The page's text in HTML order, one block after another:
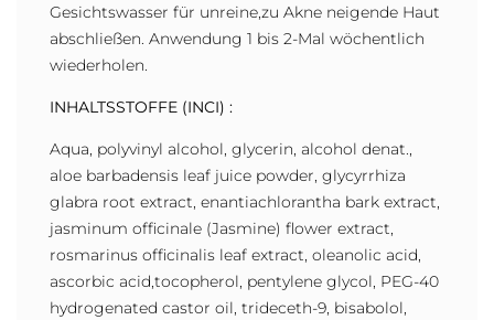
Gesichtswasser für unreine,zu Akne neigende Haut
abschließen. Anwendung 1 bis 2-Mal wöchentlich
wiederholen.
INHALTSSTOFFE (INCI) :
Aqua, polyvinyl alcohol, glycerin, alcohol denat.,
aloe barbadensis leaf juice powder, glycyrrhiza
glabra root extract, enantiachlorantha bark extract,
jasminum officinale (Jasmine) flower extract,
rosmarinus officinalis leaf extract, oleanolic acid,
ascorbic acid,tocopherol, pentylene glycol, PEG-40
hydrogenated castor oil, trideceth-9, bisabolol,